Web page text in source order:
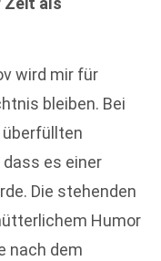
wird mir für
bleiben. Bei
überfüllten
es einer
Die stehenden
Humor
nach dem